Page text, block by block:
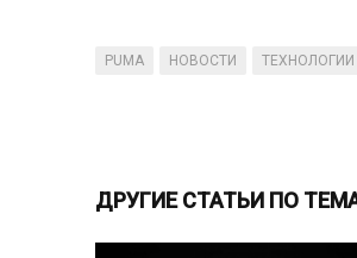
PUMA НОВОСТИ ТЕХНОЛОГИИ
ДРУГИЕ СТАТЬИ ПО